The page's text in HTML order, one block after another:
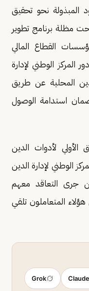
المبذولة نحو تحقيق
رؤية السعودية 2030 تحت مظلة برنامج تطوير
القطاع المالي
المركز الوطني لإدارة
المحلية عن طريق
استدامة الوصول
لأدوات الدين
الوطني لإدارة الدين
جرى التعاقد معهم
المتعاملون تلقي
Claude
Grok